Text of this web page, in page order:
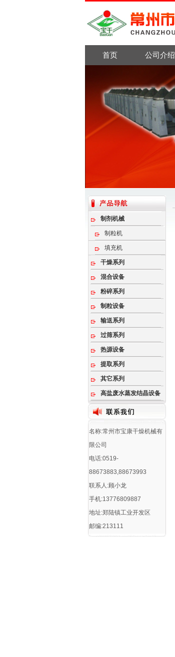
首页 公司介绍
制剂机械
制粒机
填充机
干燥系列
混合设备
粉碎系列
制粒设备
输送系列
过筛系列
热源设备
提取系列
其它系列
高盐废水蒸发结晶设备
名称:常州市宝康干燥机械有
限公司
电话:0519-
88673883,88673993
联系人:顾小龙
手机:13776809887
地址:郑陆镇工业开发区
邮编:213111